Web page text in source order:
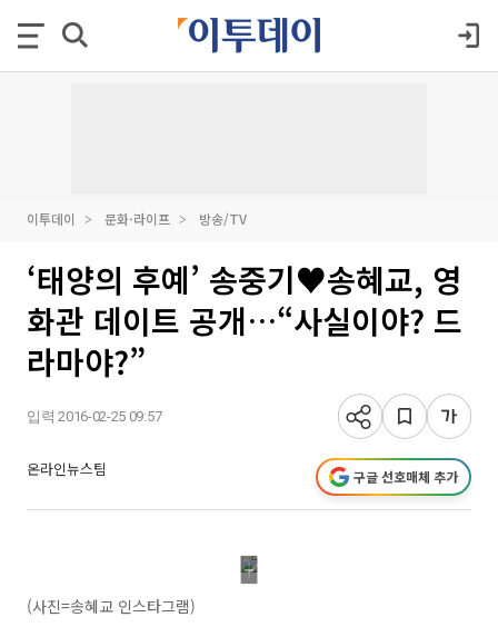
이투데이 문화·라이프 방송/TV
‘태양의 후예’ 송중기♥송혜교, 영
화관 데이트 공개…“사실이야? 드
라마야?”
입력 2016-02-25 09:57
온라인뉴스팀 구글 선호매체 추가
(사진=송혜교 인스타그램)